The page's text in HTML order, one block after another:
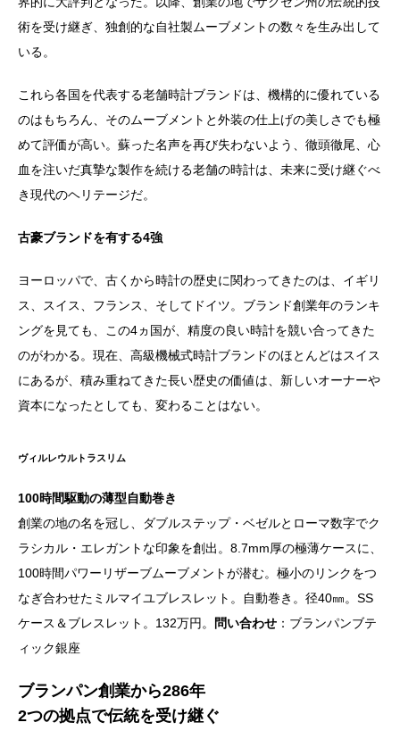
術を受け継ぎ、独創的な自社製ムーブメントの数々を生み出して
いる。
これら各国を代表する老舗時計ブランドは、機構的に優れている
のはもちろん、そのムーブメントと外装の仕上げの美しさでも極
めて評価が高い。蘇った名声を再び失わないよう、徹頭徹尾、心
血を注いだ真摯な製作を続ける老舗の時計は、未来に受け継ぐべ
き現代のヘリテージだ。
古豪ブランドを有する4強
ヨーロッパで、古くから時計の歴史に関わってきたのは、イギリ
ス、スイス、フランス、そしてドイツ。ブランド創業年のランキ
ングを見ても、この4ヵ国が、精度の良い時計を競い合ってきた
のがわかる。現在、高級機械式時計ブランドのほとんどはスイス
にあるが、積み重ねてきた長い歴史の価値は、新しいオーナーや
資本になったとしても、変わることはない。
ヴィルレウルトラスリム
100時間駆動の薄型自動巻き
創業の地の名を冠し、ダブルステップ・ベゼルとローマ数字でク
ラシカル・エレガントな印象を創出。8.7mm厚の極薄ケースに、
100時間パワーリザーブムーブメントが潜む。極小のリンクをつ
なぎ合わせたミルマイユブレスレット。自動巻き。径40㎜。SS
ケース＆ブレスレット。132万円。
問い合わせ ：ブランパンブテ
ィック銀座
ブランパン創業から286年
2つの拠点で伝統を受け継ぐ